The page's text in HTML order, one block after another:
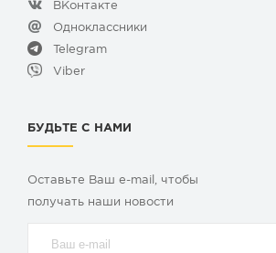
ВКонтакте
Одноклассники
Telegram
Viber
БУДЬТЕ С НАМИ
Оставьте Ваш e-mail, чтобы
получать наши новости